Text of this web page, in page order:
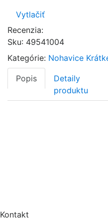
Vytlačiť
Recenzia:
Sku: 49541004
Kategórie: Nohavice
Popis
Detaily
produktu
Kontakt